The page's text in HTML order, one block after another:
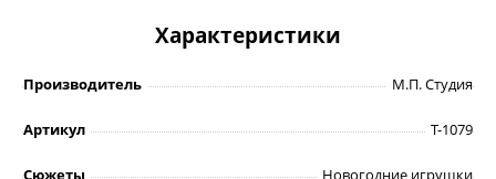
Характеристики
Производитель М.П. Студия
Артикул Т-1079
Сюжеты Новогодние игрушки